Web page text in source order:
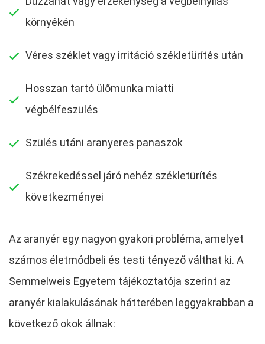
környékén
Véres széklet vagy irritáció székletürítés után
Hosszan tartó ülőmunka miatti
végbélfeszülés
Szülés utáni aranyeres panaszok
Székrekedéssel járó nehéz székletürítés
következményei
Az aranyér egy nagyon gyakori probléma, amelyet
számos életmódbeli és testi tényező válthat ki. A
Semmelweis Egyetem tájékoztatója szerint az
aranyér kialakulásának hátterében leggyakrabban a
következő okok állnak: